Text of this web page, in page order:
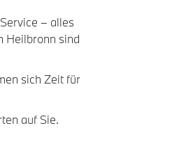
– alles
Heilbronn sind
sich Zeit für
auf Sie.